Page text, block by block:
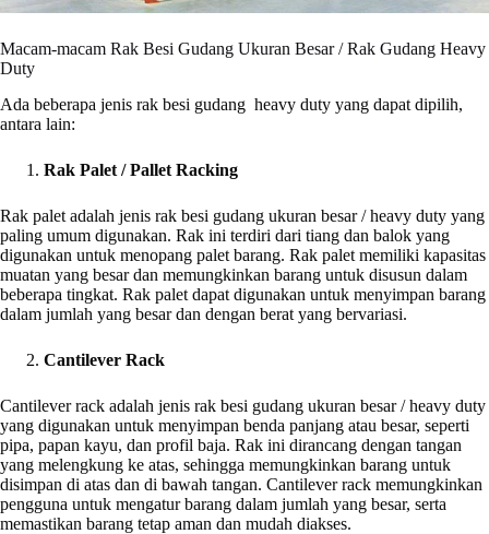
Macam-macam Rak Besi Gudang Ukuran Besar / Rak Gudang Heavy
Duty
Ada beberapa jenis rak besi gudang heavy duty yang dapat dipilih,
antara lain:
Rak Palet / Pallet Racking
Rak palet adalah jenis rak besi gudang ukuran besar / heavy duty yang
paling umum digunakan. Rak ini terdiri dari tiang dan balok yang
digunakan untuk menopang palet barang. Rak palet memiliki kapasitas
muatan yang besar dan memungkinkan barang untuk disusun dalam
beberapa tingkat. Rak palet dapat digunakan untuk menyimpan barang
dalam jumlah yang besar dan dengan berat yang bervariasi.
Cantilever Rack
Cantilever rack adalah jenis rak besi gudang ukuran besar / heavy duty
yang digunakan untuk menyimpan benda panjang atau besar, seperti
pipa, papan kayu, dan profil baja. Rak ini dirancang dengan tangan
yang melengkung ke atas, sehingga memungkinkan barang untuk
disimpan di atas dan di bawah tangan. Cantilever rack memungkinkan
pengguna untuk mengatur barang dalam jumlah yang besar, serta
memastikan barang tetap aman dan mudah diakses.